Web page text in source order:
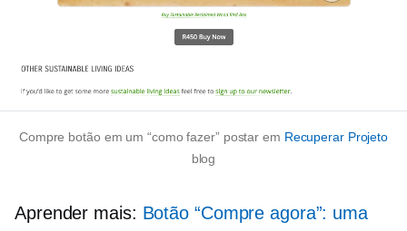
Compre botão em um“como fazer” postar em Recuperar Projeto
blog
Aprender mais: Botão “Compre agora”: uma